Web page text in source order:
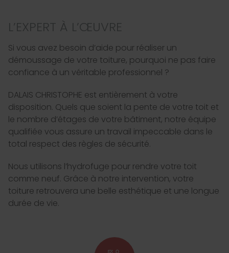
L’EXPERT À L’ŒUVRE
Si vous avez besoin d’aide pour réaliser un
démoussage de votre toiture, pourquoi ne pas faire
confiance à un véritable professionnel ?
DALAIS CHRISTOPHE est entièrement à votre
disposition. Quels que soient la pente de votre toit et
le nombre d’étages de votre bâtiment, notre équipe
qualifiée vous assure un travail impeccable dans le
total respect des règles de sécurité.
Nous utilisons l’hydrofuge pour rendre votre toit
comme neuf. Grâce à notre intervention, votre
toiture retrouvera une belle esthétique et une longue
durée de vie.